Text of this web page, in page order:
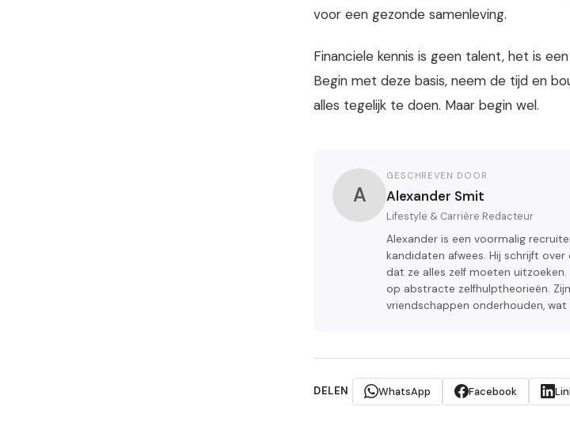
voor een gezonde samenleving.
Financiele kennis is geen talent, het is
Begin met deze basis, neem de tijd en
alles tegelijk te doen. Maar begin wel.
A
GESCHREVEN DOOR
Alexander Smit
Lifestyle & Carrière Redacteur
Alexander is een voormalig
kandidaten afwees. Hij schrijft
dat ze alles zelf moeten
op abstracte zelfhulptheorieën.
vriendschappen onderhouden,
DELEN WhatsApp Facebook